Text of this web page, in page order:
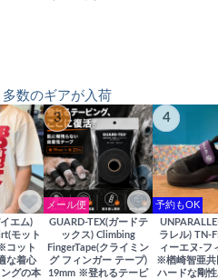
数のギアが入荷
エム)
モット
コット
な着心
グの本
3
メール便
GUARD-TEX(ガードテ
ックス) Climbing
FingerTape(クライミン
グ フィンガー テープ)
19mm ※登れるテーピ
4
予約もOK
ラレル) TN-
ィーエヌ-フ
※楢崎智亜
ハードな剛